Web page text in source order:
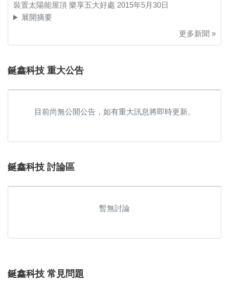
裝置太陽能屋頂 樂享五大好處 2015年5月30日
展開摘要
更多新聞 »
鋋鑫科技 重大公告
目前尚無公開公告，如有重大訊息將即時更新。
鋋鑫科技 討論區
暫無討論
鋋鑫科技 常見問題